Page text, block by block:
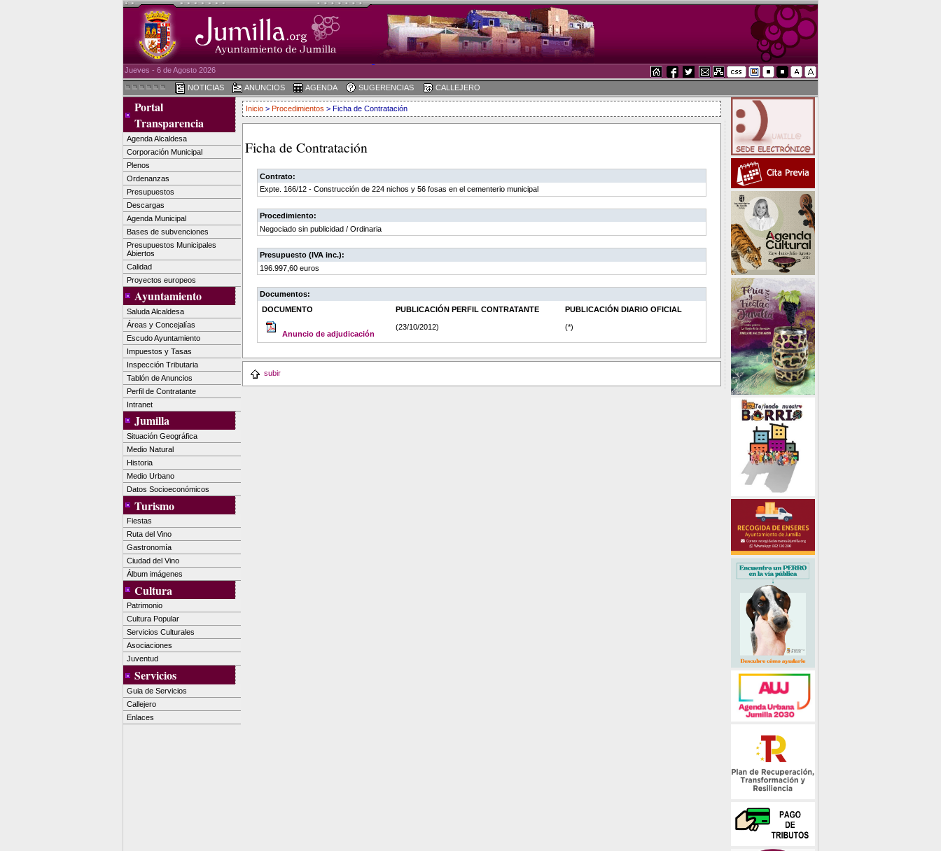
Jueves - 6 de Agosto 2026
NOTICIAS ANUNCIOS AGENDA SUGERENCIAS CALLEJERO
Portal
Transparencia
Agenda Alcaldesa
Corporación Municipal
Plenos
Ordenanzas
Presupuestos
Descargas
Agenda Municipal
Bases de subvenciones
Presupuestos Municipales
Abiertos
Calidad
Proyectos europeos
Ayuntamiento
Saluda Alcaldesa
Áreas y Concejalías
Escudo Ayuntamiento
Impuestos y Tasas
Inspección Tributaria
Tablón de Anuncios
Perfil de Contratante
Intranet
Jumilla
Situación Geográfica
Medio Natural
Historia
Medio Urbano
Datos Socioeconómicos
Turismo
Fiestas
Ruta del Vino
Gastronomía
Ciudad del Vino
Álbum imágenes
Cultura
Patrimonio
Cultura Popular
Servicios Culturales
Asociaciones
Juventud
Servicios
Guia de Servicios
Callejero
Enlaces
Inicio > Procedimientos > Ficha de Contratación
Ficha de Contratación
Contrato:
Expte. 166/12 - Construcción de 224 nichos y 56 fosas en el cementerio municipal
Procedimiento:
Negociado sin publicidad / Ordinaria
Presupuesto (IVA inc.):
196.997,60 euros
Documentos:
DOCUMENTO
PUBLICACIÓN PERFIL CONTRATANTE PUBLICACIÓN DIARIO OFICIAL
Anuncio de adjudicación
(23/10/2012) (*)
subir